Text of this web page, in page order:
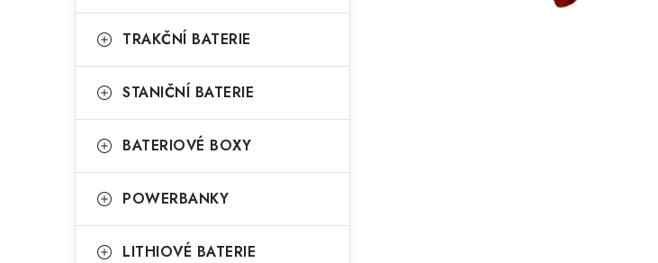
n
n
p
e
i
TRAKČNÍ BATERIE
STANIČNÍ BATERIE
BATERIOVÉ BOXY
POWERBANKY
LITHIOVÉ BATERIE